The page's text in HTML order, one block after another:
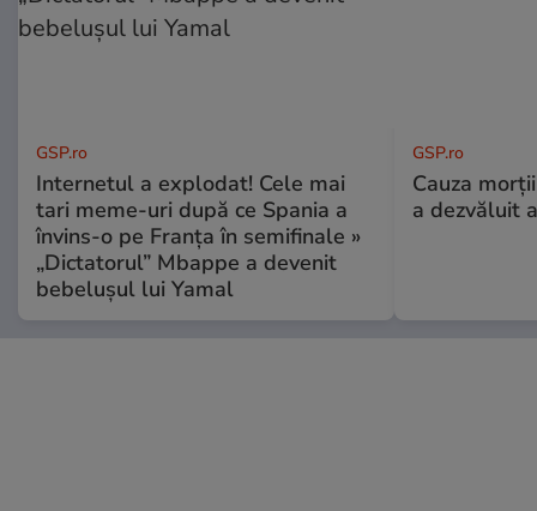
GSP.ro
Internetul a explodat! Cele mai
tari meme-uri după ce Spania a
învins-o pe Franța în semifinale »
„Dictatorul” Mbappe a devenit
bebelușul lui Yamal
GSP.ro
Cauza
a dezvăluit